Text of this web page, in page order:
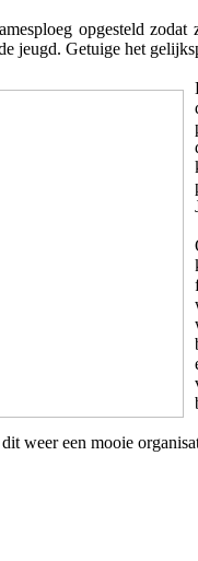
opgesteld
jeugd. Getuige het
weer een mooie